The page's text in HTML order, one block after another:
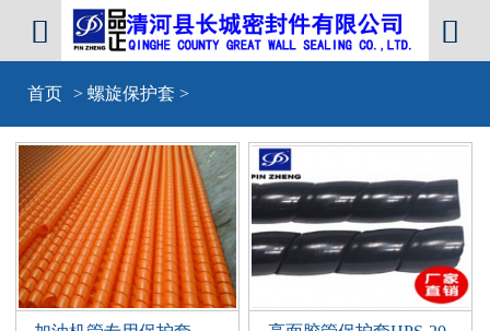


首页 > 螺旋保护套 >